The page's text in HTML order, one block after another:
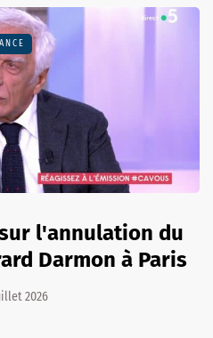
l'annulation du
Darmon à Paris
2026